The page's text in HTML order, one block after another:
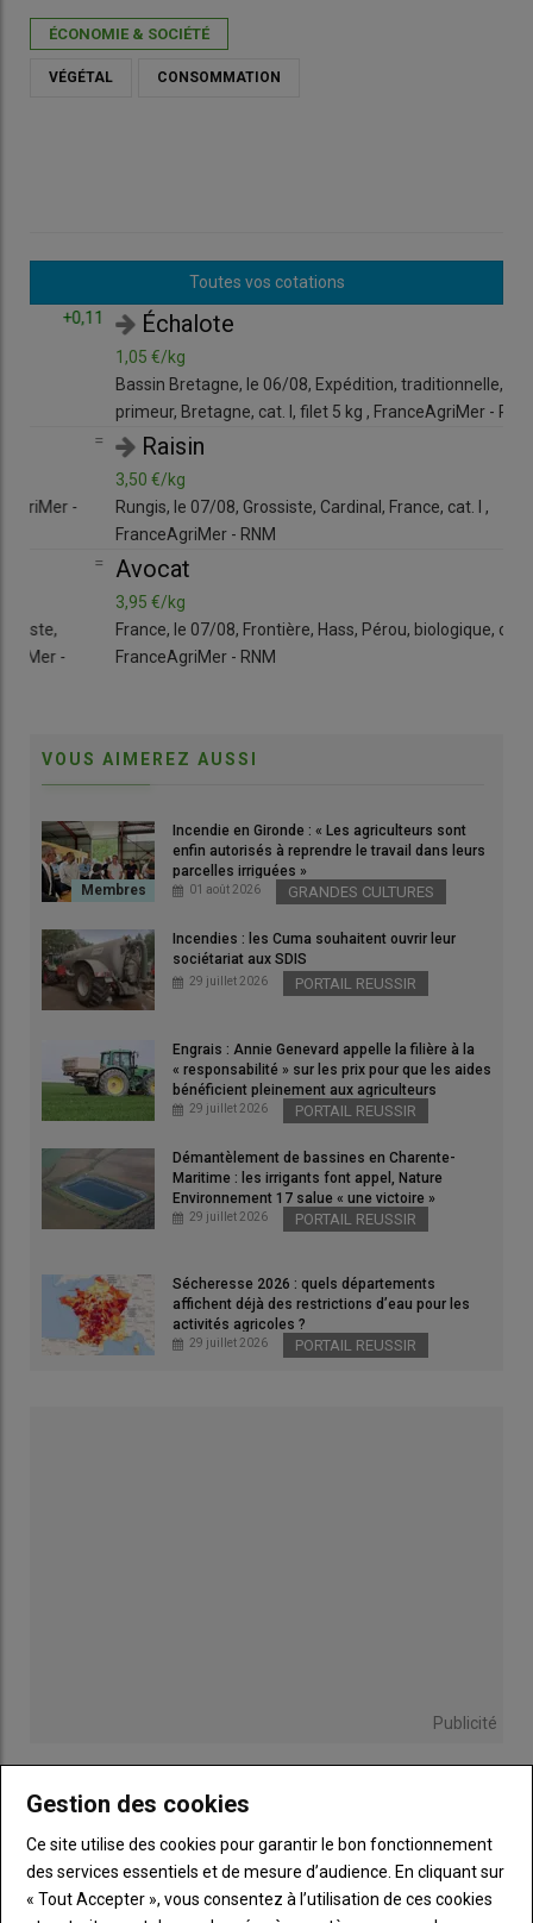
ÉCONOMIE & SOCIÉTÉ
VÉGÉTAL CONSOMMATION
Toutes vos cotations
Échalote
Bassin Bretagne, le 06/08, Expédition, traditionnelle,
primeur, Bretagne, cat. I, filet 5 kg , FranceAgriMer - RNM
Raisin
Rungis, le 07/08, Grossiste, Cardinal, France, cat. I ,
FranceAgriMer - RNM
Avocat
France, le 07/08, Frontière, Hass, Pérou, biologique, colis de 6 ,
FranceAgriMer - RNM
VOUS AIMEREZ AUSSI
Incendie en Gironde : « Les agriculteurs sont
enfin autorisés à reprendre le travail dans leurs
parcelles irriguées »
01 août 2026 GRANDES CULTURES
Incendies : les Cuma souhaitent ouvrir leur
sociétariat aux SDIS
29 juillet 2026 PORTAIL REUSSIR
Engrais : Annie Genevard appelle la filière à la
« responsabilité » sur les prix pour que les aides
bénéficient pleinement aux agriculteurs
29 juillet 2026 PORTAIL REUSSIR
Démantèlement de bassines en Charente-
Maritime : les irrigants font appel, Nature
Environnement 17 salue « une victoire »
29 juillet 2026 PORTAIL REUSSIR
Sécheresse 2026 : quels départements
affichent déjà des restrictions d’eau pour les
activités agricoles ?
29 juillet 2026 PORTAIL REUSSIR
Publicité
PETITES ANNONCES
Gestion des cookies
Ce site utilise des cookies pour garantir le bon fonctionnement
des services essentiels et de mesure d’audience. En cliquant sur
« Tout Accepter », vous consentez à l’utilisation de ces cookies